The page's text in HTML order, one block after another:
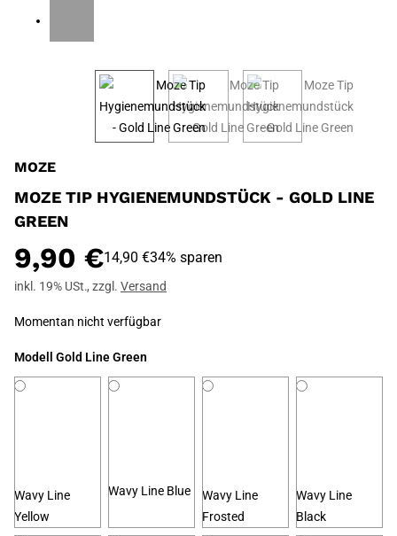
MOZE
MOZE TIP HYGIENEMUNDSTÜCK - GOLD LINE
GREEN
9,90 €14,90 €34% sparen
inkl. 19% USt., zzgl. Versand
Momentan nicht verfügbar
Modell Gold Line Green
Wavy Line
Yellow
Wavy Line Blue
Wavy Line
Frosted
Wavy Line
Black